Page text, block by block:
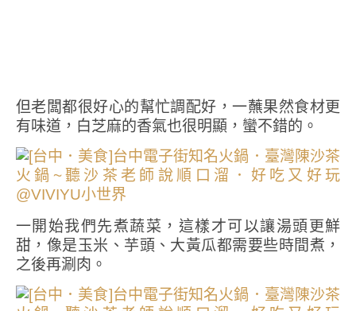
但老闆都很好心的幫忙調配好，一蘸果然食材更
有味道，白芝麻的香氣也很明顯，蠻不錯的。
一開始我們先煮蔬菜，這樣才可以讓湯頭更鮮
甜，像是玉米、芋頭、大黃瓜都需要些時間煮，
之後再涮肉。